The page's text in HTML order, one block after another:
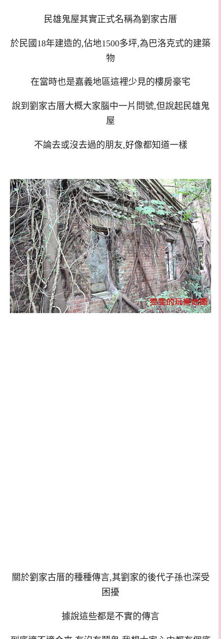
民雄鬼屋其實正式名稱為劉家古厝
於民國18年建造的,佔地1500多坪,為巴洛克式的建築
物
在當時也是嘉義地區這裡少見的樓房豪宅
說到劉家古厝大概大家腦中一片問號,但說起民雄鬼
屋
不論去或沒去過的朋友,好像都知道一樣
關於劉家古厝的種種傳言,其劉家的後代子孫也深受
困擾
據說這些都是不實的傳言